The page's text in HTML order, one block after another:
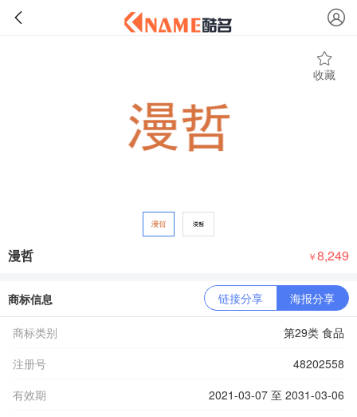
收藏
漫哲 ￥8,249
商标信息 链接分享 海报分享
商标类别
第29类 食品
注册号
48202558
有效期
2021-03-07 至 2031-03-06